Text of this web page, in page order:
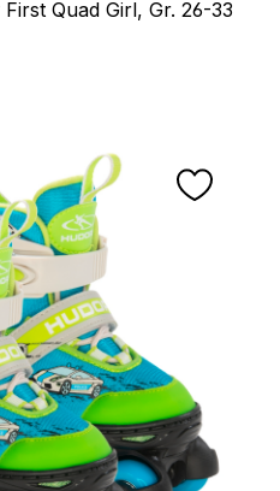
Quad Girl, Gr. 26-33